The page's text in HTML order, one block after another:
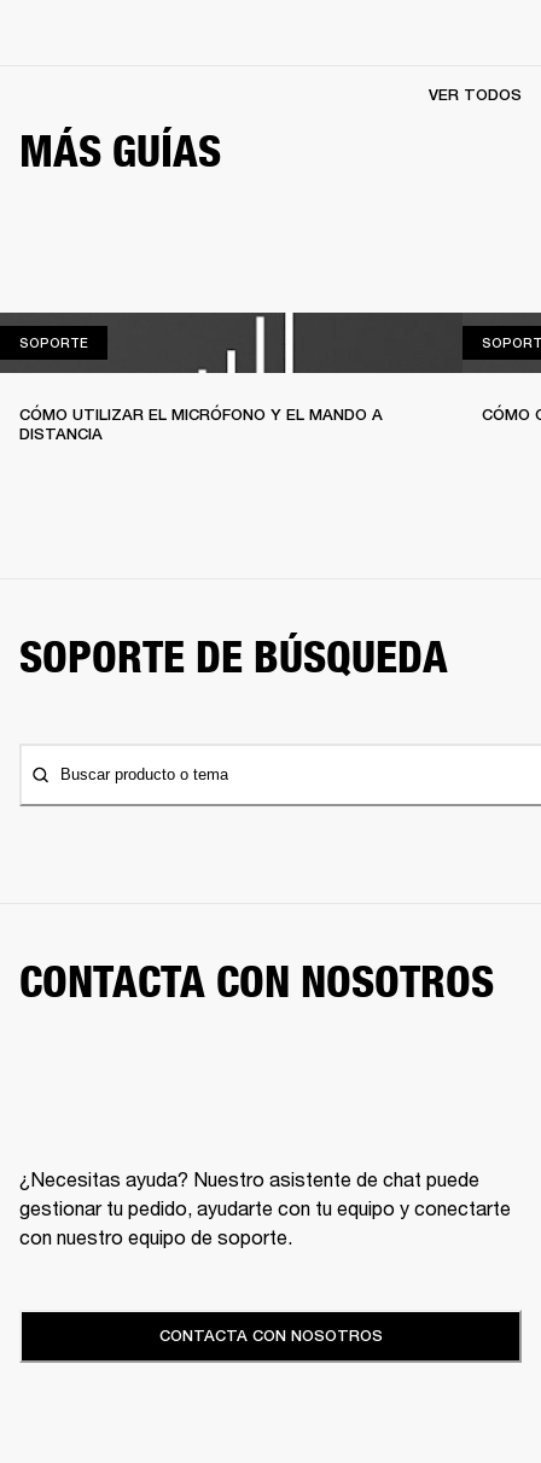
MÁS GUÍAS
VER TODOS
SOPORTESOPORTE
CÓMO UTILIZAR EL MICRÓFONO Y EL MANDO A
DISTANCIA
CÓMO
SOPORTE DE BÚSQUEDA
Buscar producto o tema
CONTACTA CON NOSOTROS
¿Necesitas ayuda? Nuestro asistente de chat puede
gestionar tu pedido, ayudarte con tu equipo y conectarte
con nuestro equipo de soporte.
CONTACTA CON NOSOTROS